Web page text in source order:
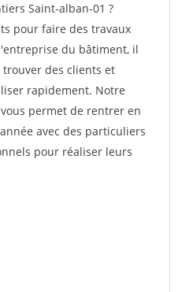
Saint-alban-01 ?
pour faire des travaux
du bâtiment, il
des clients et
rapidement. Notre
permet de rentrer en
avec des particuliers
pour réaliser leurs